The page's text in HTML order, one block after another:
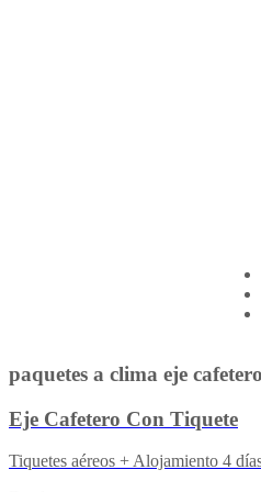
paquetes a clima eje cafetero
Eje Cafetero Con Tiquete
Tiquetes aéreos + Alojamiento 4